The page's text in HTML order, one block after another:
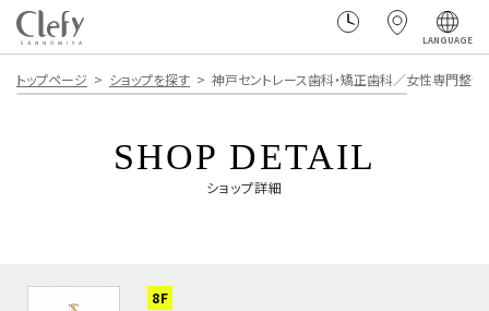
LANGUAGE
トップページ ショップを探す 神戸セントレース歯科・矯正歯科／女性専門整体
SHOP DETAIL
ショップ詳細
8F